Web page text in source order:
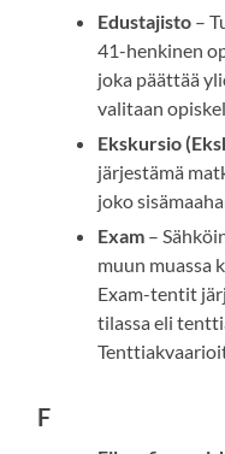
Edustajisto –
41-henkinen
joka päättää
valitaan
Ekskursio
järjestämä
joko
Exam –
muun muassa
Exam-tentit
tilassa eli
F